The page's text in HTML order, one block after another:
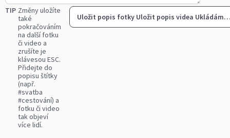
TIP Změny uložíte
také
pokračováním
na další fotku
či video a
zrušíte je
klávesou ESC.
Přidejte do
popisu štítky
(např.
#svatba
#cestování) a
fotku či video
tak objeví
více lidí.
Uložit popis fotky Uložit popis videa